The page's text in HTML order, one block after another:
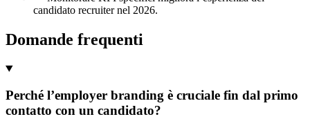
candidato recruiter nel 2026.
Domande frequenti
Perché l’employer branding è cruciale fin dal primo
contatto con un candidato?